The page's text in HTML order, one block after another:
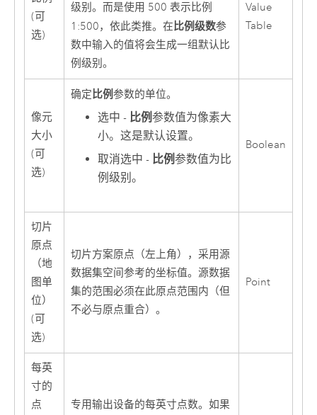
(可
选)
级别。而是使用 500 表示比例
1:500，依此类推。在比例级数参
数中输入的值将会生成一组默认比
例级别。
Value
Table
像元
大小
(可
选)
确定比例参数的单位。
选中 - 比例参数值为像素大
小。这是默认设置。
取消选中 - 比例参数值为比
例级别。
Boolean
切片
原点
（地
图单
位）
(可
选)
切片方案原点（左上角），采用源
数据集空间参考的坐标值。源数据
集的范围必须在此原点范围内（但
不必与原点重合）。
Point
每英
寸的
点
专用输出设备的每英寸点数。如果